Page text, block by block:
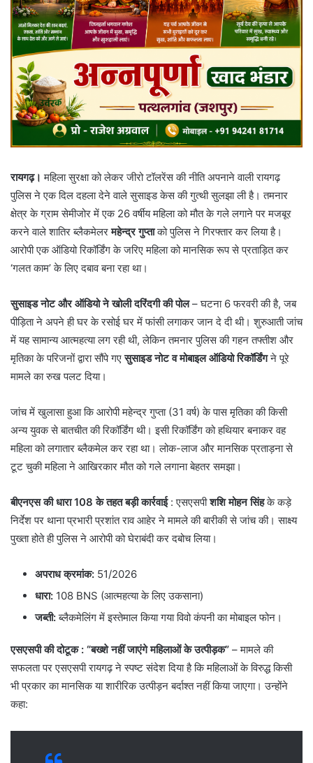
रायगढ़। महिला सुरक्षा को लेकर जीरो टॉलरेंस की नीति अपनाने वाली रायगढ़
पुलिस ने एक दिल दहला देने वाले सुसाइड केस की गुत्थी सुलझा ली है। तमनार
क्षेत्र के ग्राम सेमीजोर में एक 26 वर्षीय महिला को मौत के गले लगाने पर मजबूर
करने वाले शातिर ब्लैकमेलरमहेन्द्र गुप्ताको पुलिस ने गिरफ्तार कर लिया है।
आरोपी एक ऑडियो रिकॉर्डिंग के जरिए महिला को मानसिक रूप से प्रताड़ित कर
‘गलत काम’ के लिए दबाव बना रहा था।
सुसाइड नोट और ऑडियो ने खोली दरिंदगी की पोल– ​घटना 6 फरवरी की है, जब
पीड़िता ने अपने ही घर के रसोई घर में फांसी लगाकर जान दे दी थी। शुरुआती जांच
में यह सामान्य आत्महत्या लग रही थी, लेकिन तमनार पुलिस की गहन तफ्तीश और
मृतिका के परिजनों द्वारा सौंपे गएसुसाइड नोट व मोबाइल ऑडियो रिकॉर्डिंगने पूरे
मामले का रुख पलट दिया।
​जांच में खुलासा हुआ कि आरोपी महेन्द्र गुप्ता (31 वर्ष) के पास मृतिका की किसी
अन्य युवक से बातचीत की रिकॉर्डिंग थी। इसी रिकॉर्डिंग को हथियार बनाकर वह
महिला को लगातार ब्लैकमेल कर रहा था। लोक-लाज और मानसिक प्रताड़ना से
टूट चुकी महिला ने आखिरकार मौत को गले लगाना बेहतर समझा।
बीएनएस की धारा 108 के तहत बड़ी कार्रवाई: ​एसएसपीशशि मोहन सिंहके कड़े
निर्देश पर थाना प्रभारी प्रशांत राव आहेर ने मामले की बारीकी से जांच की। साक्ष्य
पुख्ता होते ही पुलिस ने आरोपी को घेराबंदी कर दबोच लिया।
अपराध क्रमांक: 51/2026
धारा: 108 BNS (आत्महत्या के लिए उकसाना)
जब्ती:ब्लैकमेलिंग में इस्तेमाल किया गया विवो कंपनी का मोबाइल फोन।
एसएसपी की दोटूक : “बख्शे नहीं जाएंगे महिलाओं के उत्पीड़क” – मामले की
सफलता पर एसएसपी रायगढ़ ने स्पष्ट संदेश दिया है कि महिलाओं के विरुद्ध किसी
भी प्रकार का मानसिक या शारीरिक उत्पीड़न बर्दाश्त नहीं किया जाएगा। उन्होंने
कहा: